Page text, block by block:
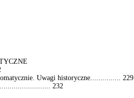
Uwagi historyczne............... 229
232